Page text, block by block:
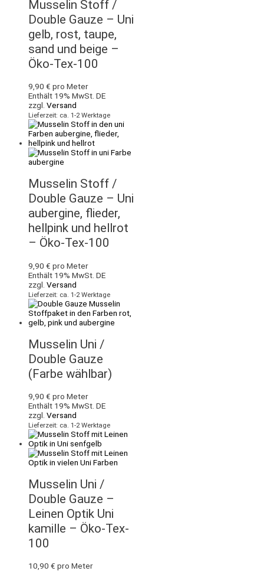
Musselin Stoff /
Double Gauze – Uni
gelb, rost, taupe,
sand und beige –
Öko-Tex-100
9,90 € pro Meter
Enthält 19% MwSt. DE
zzgl. Versand
Lieferzeit: ca. 1-2 Werktage
Musselin Stoff /
Double Gauze – Uni
aubergine, flieder,
hellpink und hellrot
– Öko-Tex-100
9,90 € pro Meter
Enthält 19% MwSt. DE
zzgl. Versand
Lieferzeit: ca. 1-2 Werktage
Musselin Uni /
Double Gauze
(Farbe wählbar)
9,90 € pro Meter
Enthält 19% MwSt. DE
zzgl. Versand
Lieferzeit: ca. 1-2 Werktage
Musselin Uni /
Double Gauze –
Leinen Optik Uni
kamille – Öko-Tex-
100
10,90 € pro Meter